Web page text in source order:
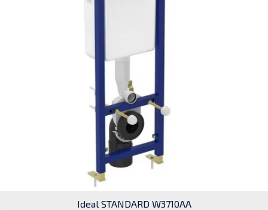
Ideal STANDARD W3710AA